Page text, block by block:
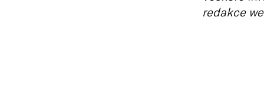
redakce